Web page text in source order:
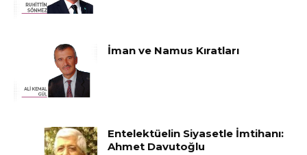
İman ve Namus Kıratları
Entelektüelin Siyasetle İmtihanı:
Ahmet Davutoğlu